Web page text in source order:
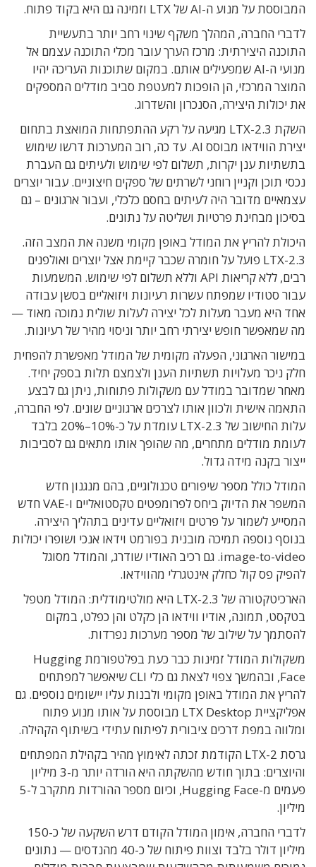
המבוססת על מנוע ה-AI של LTX וזמינה גם היא בקוד פתוח.
לדברי החברה, המהלך משקף שינוי רחב יותר בתעשיית
התוכנה היצירתית: מרכז הערך עובר מכלי התוכנה עצמם אל
מנועי ה-AI שמפעילים אותם. במקום שתוכנות העריכה יהיו
המוצר המרכזי, הן הופכות למעטפת סביב מודלים המספקים
את יכולות היצירה, הסנכרון והשדרוג.
השקת LTX-2.3 מגיעה על רקע ההתפתחות המואצת בתחום
יצירת הווידאו מבוסס AI. עד כה, רוב המערכות דרשו שימוש
בתשתיות ענן יקרות, תשלום לפי שימוש ולעיתים גם העברת
נכסי תוכן וקניין רוחני לשרתים של ספקים חיצוניים. עבור יוצרים
עצמאיים מדובר היה לעיתים בחסם כלכלי, ועבור ארגונים – גם
בסיכון מבחינת פרטיות ושליטה על נתונים.
היכולת להריץ את המודל באופן מקומי משנה את המצב הזה.
LTX-2.3 פועל על חומרה שכבר קיימת אצל יוצרים ואולפנים
רבים, ללא קריאות API וללא תשלום לפי שימוש. המשמעות
עבור סטודיו שמפתח עשרות רעיונות ויזואליים בסשן עבודה
אחד היא מעבר מעלות לכל יצירה לעלות שולית נמוכה מאוד —
מה שמאפשר חופש יצירתי רחב יותר וניסוי מהיר של רעיונות.
במישור הארגוני, הפעלה מקומית של המודל מאפשרת להפחית
חלק ניכר מעלויות תשתיות הענן ולצמצם תלות בספק יחיד.
מאחר שמדובר במודל עם משקולות פתוחות, ניתן גם לבצע
התאמה אישית ולכוון אותו לצרכים ארגוניים שונים. לפי החברה,
עלות החישוב של LTX-2.3 עומדת על כ-10%–20% בלבד
לעומת מודלים מתחרים, מה שהופך אותו מתאים גם לסביבות
ייצור בקנה מידה גדול.
המודל כולל מספר שיפורים טכנולוגיים, בהם מנגנון חדש
המשפר את הדיוק ביחס לפרומפטים טקסטואליים ו-VAE חדש
המסייע לשמור על פרטים ויזואליים עדינים בתהליך היצירה.
בנוסף נוספה תמיכה מובנית בפורמט וידאו אנכי ושופרו יכולות
image-to-video. גם רכיב האודיו שודרג, והמודל מסוגל
להפיק פס קול כחלק אינטגרלי מהווידאו.
הארכיטקטורה של LTX-2.3 היא מולטימודלית: המודל מטפל
בטקסט, תמונה, אודיו ווידאו הן כקלט והן כפלט, במקום
להסתמך על שילוב של מספר מערכות נפרדות.
משקולות המודל זמינות כבר כעת בפלטפורמת Hugging
Face, ובהמשך צפוי לצאת גם כלי CLI שיאפשר למפתחים
להריץ את המודל באופן מקומי ולבנות עליו יישומים נוספים. גם
אפליקציית LTX Desktop מבוססת על אותו מנוע פתוח
ומלווה במפת דרכים ציבורית לפיתוח עתידי בשיתוף הקהילה.
גרסת LTX-2 הקודמת זכתה לאימוץ מהיר בקהילת המפתחים
והיוצרים: בתוך חודש מהשקתה היא הורדה יותר מ-3 מיליון
פעמים מ-Hugging Face, וכיום מספר ההורדות מתקרב ל-5
מיליון.
לדברי החברה, אימון המודל הקודם דרש השקעה של כ-150
מיליון דולר בלבד וצוות פיתוח של כ-40 מהנדסים — נתונים